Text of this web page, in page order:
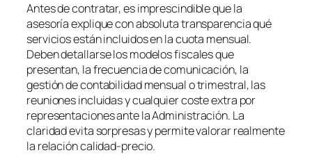
Antes de contratar, es imprescindible que la
asesoría explique con absoluta transparencia qué
servicios están incluidos en la cuota mensual.
Deben detallarse los modelos fiscales que
presentan, la frecuencia de comunicación, la
gestión de contabilidad mensual o trimestral, las
reuniones incluidas y cualquier coste extra por
representaciones ante la Administración. La
claridad evita sorpresas y permite valorar realmente
la relación calidad-precio.